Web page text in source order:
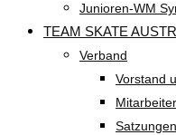
Junioren-WM
TEAM SKATE
Verband
Vorstand
Satzungen